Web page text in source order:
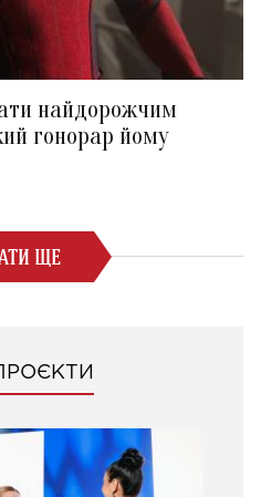
найдорожчим
гонорар йому
ЩЕ